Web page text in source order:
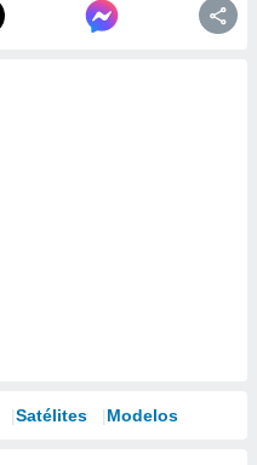
Satélites Modelos